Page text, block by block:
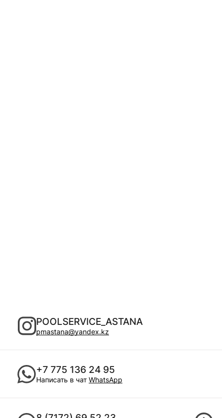
POOLSERVICE_ASTANA
pmastana@yandex.kz
+7 775 136 24 95
Написать в чат WhatsApp